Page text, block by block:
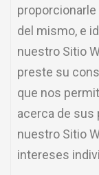
del mismo, e
nuestro Sitio
preste su
que nos
acerca de sus
nuestro Sitio
intereses